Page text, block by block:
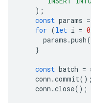
);
const params =
for (let i = 0
params .push
}
const batch =
conn .commit();
conn .close();